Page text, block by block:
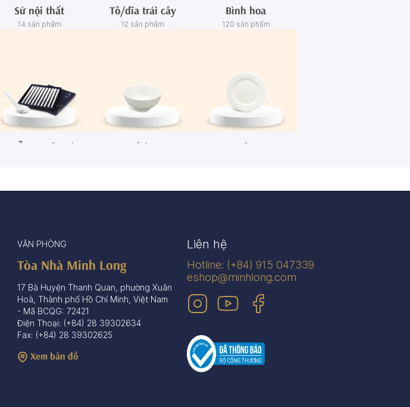
Sứ nội thất
14 sản phẩm
Tô/dĩa trái cây
12 sản phẩm
Bình hoa
120 sản phẩm
Muỗng - Đũa sứ Chén Dĩa
VĂN PHÒNG
Tòa Nhà Minh Long
17 Bà Huyện Thanh Quan, phường Xuân
Hoà, Thành phố Hồ Chí Minh, Việt Nam
- Mã BCQG: 72421
Điện Thoại: (+84) 28 39302634
Fax: (+84) 28 39302625
Xem bản đồ
Liên hệ
Hotline: (+84) 915 047339
eshop@minhlong.com